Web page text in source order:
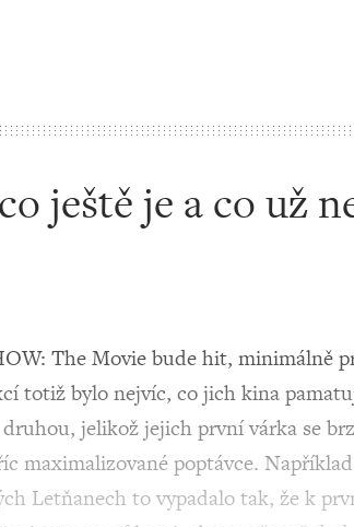
ještě je a co už
The Movie bude hit, minimálně
totiž bylo nejvíc, co jich kina
jelikož jejich první várka se
maximalizované poptávce. Například
Letňanech to vypadalo tak, že k